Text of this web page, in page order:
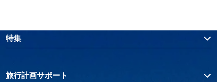
特集
旅行計画サポート